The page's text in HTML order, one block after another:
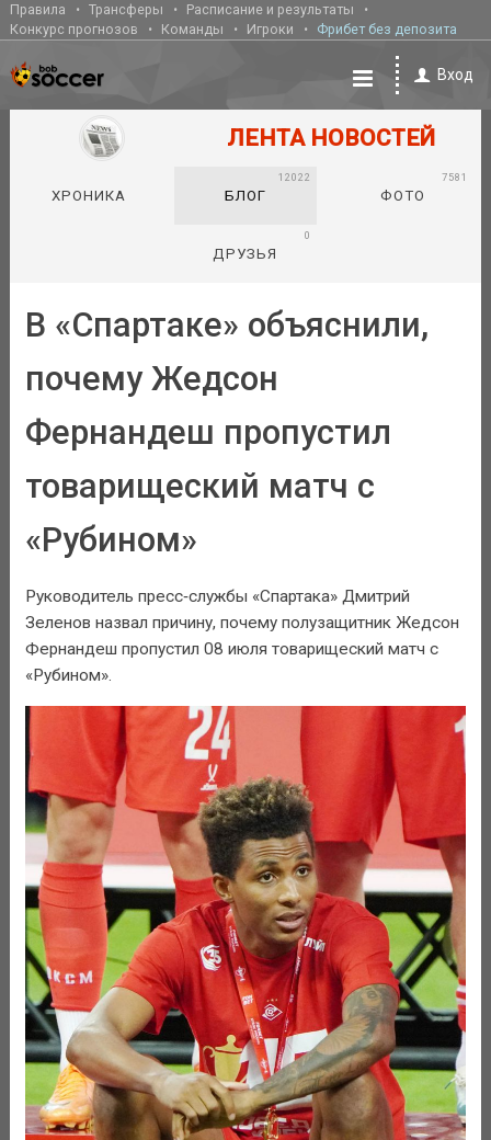
Правила Трансферы
Расписание и результаты
Конкурс прогнозов
Команды Игроки Фрибет без депозита
Вход
ЛЕНТА НОВОСТЕЙ
ХРОНИКА БЛОГ
12022
ФОТО
7581
ДРУЗЬЯ
0
В «Спартаке» объяснили,
почему Жедсон
Фернандеш пропустил
товарищеский матч с
«Рубином»
Руководитель пресс‑службы «Спартака» Дмитрий
Зеленов назвал причину, почему полузащитник Жедсон
Фернандеш пропустил 08 июля товарищеский матч с
«Рубином».